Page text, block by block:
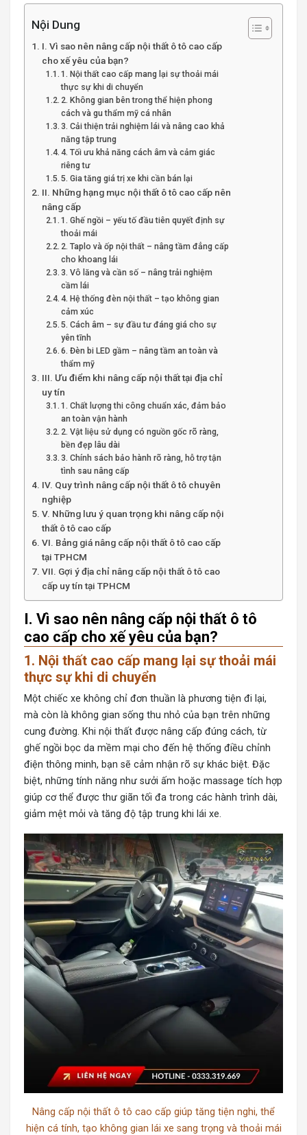
Nội Dung
I. Vì sao nên nâng cấp nội thất ô tô cao cấp
cho xế yêu của bạn?
1. Nội thất cao cấp mang lại sự thoải mái
thực sự khi di chuyển
2. Không gian bên trong thể hiện phong
cách và gu thẩm mỹ cá nhân
3. Cải thiện trải nghiệm lái và nâng cao khả
năng tập trung
4. Tối ưu khả năng cách âm và cảm giác
riêng tư
5. Gia tăng giá trị xe khi cần bán lại
II. Những hạng mục nội thất ô tô cao cấp nên
nâng cấp
1. Ghế ngồi – yếu tố đầu tiên quyết định sự
thoải mái
2. Taplo và ốp nội thất – nâng tầm đẳng cấp
cho khoang lái
3. Vô lăng và cần số – nâng trải nghiệm
cầm lái
4. Hệ thống đèn nội thất – tạo không gian
cảm xúc
5. Cách âm – sự đầu tư đáng giá cho sự
yên tĩnh
6. Đèn bi LED gầm – nâng tầm an toàn và
thẩm mỹ
III. Ưu điểm khi nâng cấp nội thất tại địa chỉ
uy tín
1. Chất lượng thi công chuẩn xác, đảm bảo
an toàn vận hành
2. Vật liệu sử dụng có nguồn gốc rõ ràng,
bền đẹp lâu dài
3. Chính sách bảo hành rõ ràng, hỗ trợ tận
tình sau nâng cấp
IV. Quy trình nâng cấp nội thất ô tô chuyên
nghiệp
V. Những lưu ý quan trọng khi nâng cấp nội
thất ô tô cao cấp
VI. Bảng giá nâng cấp nội thất ô tô cao cấp
tại TPHCM
VII. Gợi ý địa chỉ nâng cấp nội thất ô tô cao
cấp uy tín tại TPHCM
I. Vì sao nên nâng cấp nội thất ô tô
cao cấp cho xế yêu của bạn?
1. Nội thất cao cấp mang lại sự thoải mái
thực sự khi di chuyển
Một chiếc xe không chỉ đơn thuần là phương tiện đi lại,
mà còn là không gian sống thu nhỏ của bạn trên những
cung đường. Khi nội thất được nâng cấp đúng cách, từ
ghế ngồi bọc da mềm mại cho đến hệ thống điều chỉnh
điện thông minh, bạn sẽ cảm nhận rõ sự khác biệt. Đặc
biệt, những tính năng như sưởi ấm hoặc massage tích hợp
giúp cơ thể được thư giãn tối đa trong các hành trình dài,
giảm mệt mỏi và tăng độ tập trung khi lái xe.
Nâng cấp nội thất ô tô cao cấp giúp tăng tiện nghi, thể
hiện cá tính, tạo không gian lái xe sang trọng và thoải mái